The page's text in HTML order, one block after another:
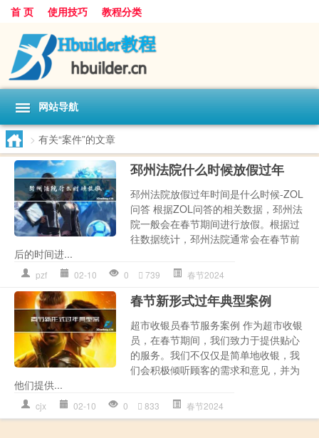
首 页 使用技巧 教程分类
网站导航
> 有关“案件”的文章
邳州法院什么时候放假过年
邳州法院放假过年时间是什么时候-ZOL
问答 根据ZOL问答的相关数据，邳州法
院一般会在春节期间进行放假。根据过
往数据统计，邳州法院通常会在春节前
后的时间进...
pzf 02-10 0 739 春节2024
春节新形式过年典型案例
超市收银员春节服务案例 作为超市收银
员，在春节期间，我们致力于提供贴心
的服务。我们不仅仅是简单地收银，我
们会积极倾听顾客的需求和意见，并为
他们提供...
cjx 02-10 0 833 春节2024